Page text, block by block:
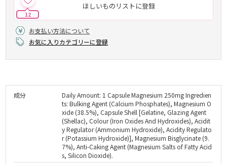
ほしいものリストに登録
12
お支払い方法について
お気に入りカテゴリーに登録
成分
Daily Amount: 1 Capsule Magnesium 250mg Ingredien
ts: Bulking Agent (Calcium Phosphates), Magnesium O
xide (38.5%), Capsule Shell [Gelatine, Glazing Agent
(Shellac), Colour (Iron Oxides And Hydroxides), Acidit
y Regulator (Ammonium Hydroxide), Acidity Regulato
r (Potassium Hydroxide)], Magnesium Bisglycinate (9.
7%), Anti-Caking Agent (Magnesium Salts of Fatty Acid
s, Silicon Dioxide).